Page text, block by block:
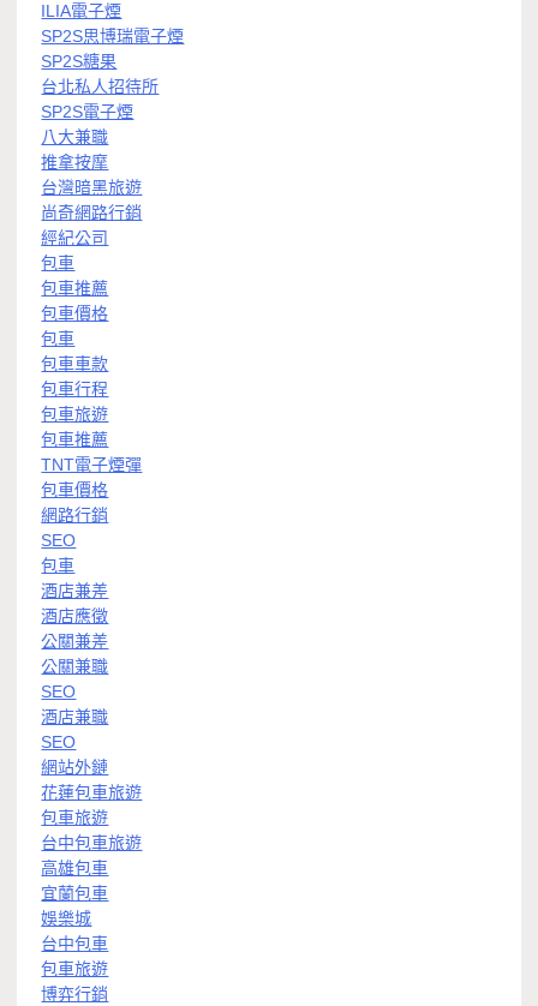
ILIA電子煙
SP2S思博瑞電子煙
SP2S糖果
台北私人招待所
SP2S電子煙
八大兼職
推拿按摩
台灣暗黑旅遊
尚奇網路行銷
經紀公司
包車
包車推薦
包車價格
包車
包車車款
包車行程
包車旅遊
包車推薦
TNT電子煙彈
包車價格
網路行銷
SEO
包車
酒店兼差
酒店應徵
公關兼差
公關兼職
SEO
酒店兼職
SEO
網站外鏈
花蓮包車旅遊
包車旅遊
台中包車旅遊
高雄包車
宜蘭包車
娛樂城
台中包車
包車旅遊
博弈行銷